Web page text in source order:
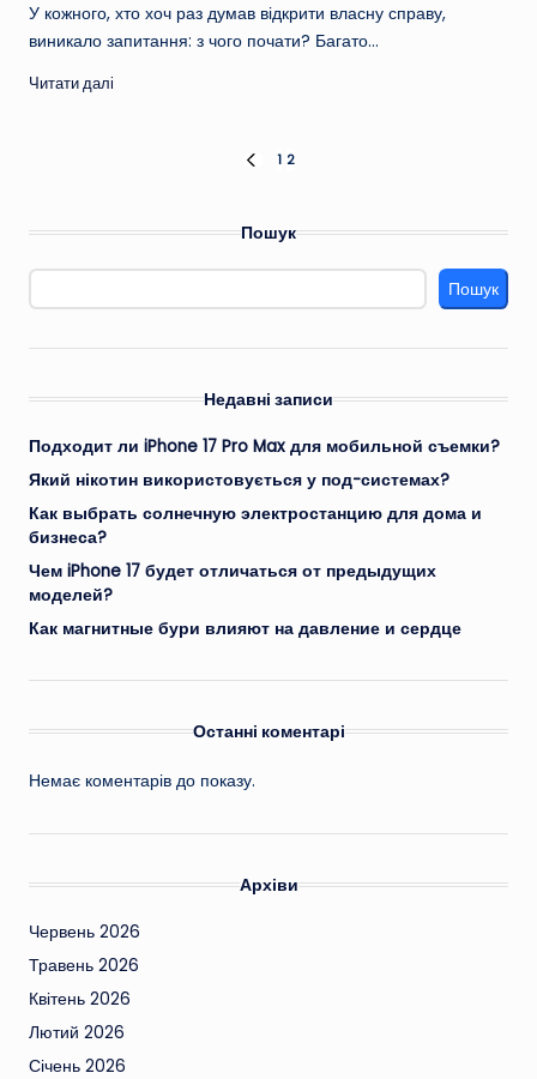
У кожного, хто хоч раз думав відкрити власну справу,
виникало запитання: з чого почати? Багато…
Читати далі
ПОПЕРЕДНЯ
1 2
Пошук
Пошук
Недавні записи
Подходит ли iPhone 17 Pro Max для мобильной съемки?
Який нікотин використовується у под-системах?
Как выбрать солнечную электростанцию для дома и
бизнеса?
Чем iPhone 17 будет отличаться от предыдущих
моделей?
Как магнитные бури влияют на давление и сердце
Останні коментарі
Немає коментарів до показу.
Архіви
Червень 2026
Травень 2026
Квітень 2026
Лютий 2026
Січень 2026